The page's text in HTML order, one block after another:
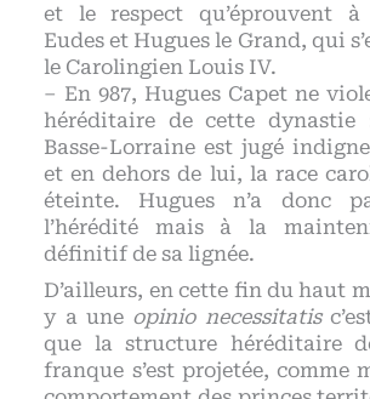
et le respect qu’éprouvent
Eudes et Hugues le Grand, qui
le Carolingien Louis IV.
– En 987, Hugues Capet ne
héréditaire de cette dynastie
Basse-Lorraine est jugé
et en dehors de lui, la race
éteinte. Hugues n’a donc
l’hérédité mais à la
définitif de sa lignée.
D’ailleurs, en cette fin du haut
y a une opinio necessitatis
que la structure héréditaire
franque s’est projetée, comme